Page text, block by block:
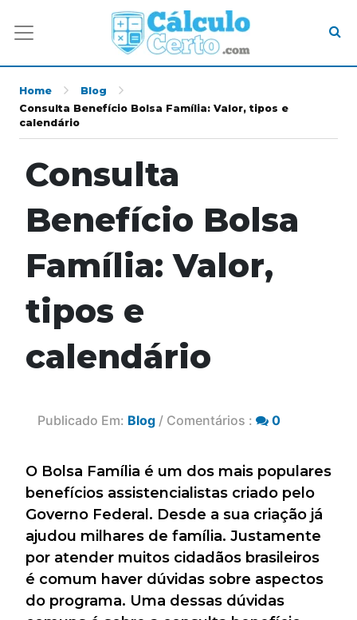
Home
Blog
Consulta Benefício Bolsa Família: Valor, tipos e
calendário
Consulta
Benefício Bolsa
Família: Valor,
tipos e
calendário
Publicado Em: Blog / Comentários : 0
O Bolsa Família é um dos mais populares
benefícios assistencialistas criado pelo
Governo Federal. Desde a sua criação já
ajudou milhares de família. Justamente
por atender muitos cidadãos brasileiros
é comum haver dúvidas sobre aspectos
do programa. Uma dessas dúvidas